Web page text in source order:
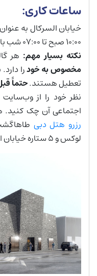
ساعات کاری:
خیابان السرکال به
۱۰:۰۰ صبح تا ۰۷:۰۰ شب باز است.
نکته بسیار مهم: هر
مخصوص به خودرا
تعطیل هستند.حتماً
نظر خود را از
اجتماعی آن چک کنید.
رزرو هتل دبی
لوکس و ۵ ستاره خیابان السرکال رزرو کنید.